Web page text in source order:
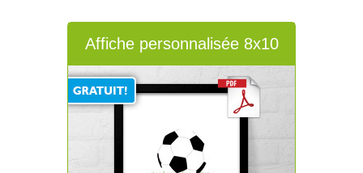
Affiche personnalisée 8x10